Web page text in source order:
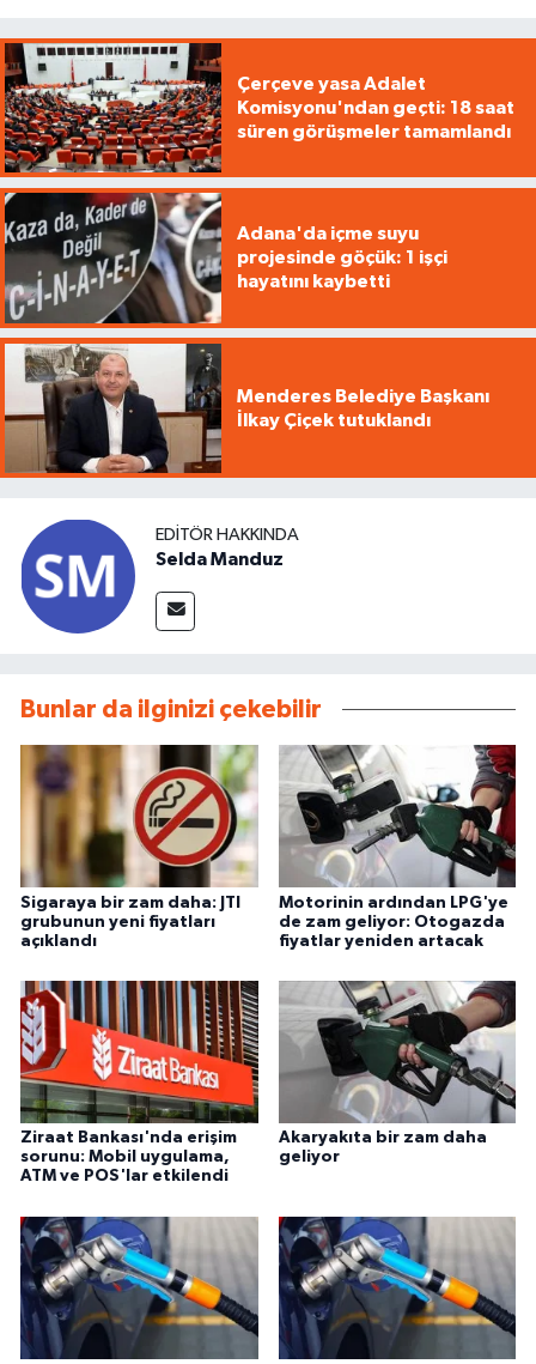
Çerçeve yasa Adalet
Komisyonu'ndan geçti: 18 saat
süren görüşmeler tamamlandı
Adana'da içme suyu
projesinde göçük: 1 işçi
hayatını kaybetti
Menderes Belediye Başkanı
İlkay Çiçek tutuklandı
EDITÖR HAKKINDA
Selda Manduz
Bunlar da ilginizi çekebilir
Sigaraya bir zam daha: JTI
grubunun yeni fiyatları
açıklandı
Motorinin ardından LPG'ye
de zam geliyor: Otogazda
fiyatlar yeniden artacak
Ziraat Bankası'nda erişim
sorunu: Mobil uygulama,
ATM ve POS'lar etkilendi
Akaryakıta bir zam daha
geliyor